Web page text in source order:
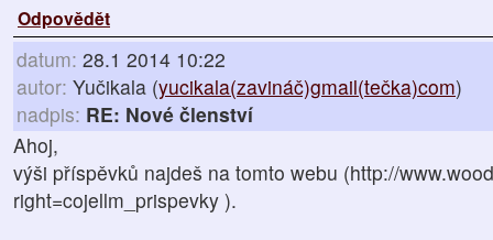
Odpovědět
datum: 28.1 2014 10:22
autor: Yučikala (yucikala(zavináč)gmail(tečka)com)
nadpis: RE: Nové členství
Ahoj,
výši příspěvků najdeš na tomto webu (http://
right=cojellm_prispevky ).